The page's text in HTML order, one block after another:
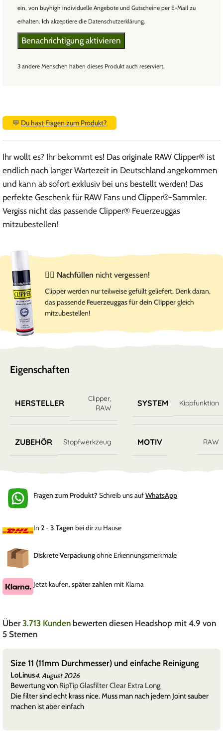
ein, von buyhigh individuelle Angebote und Gutscheine per E-Mail zu
erhalten. Ich akzeptiere die Datenschutzerklärung.
3 andere Menschen haben dieses Produkt auch reserviert.
💬 Du hast Fragen zum Produkt?
Ihr wollt es? Ihr bekommt es! Das originale RAW Clipper® ist
endlich nach langer Wartezeit in Deutschland angekommen
und kann ab sofort exklusiv bei uns bestellt werden! Das
perfekte Geschenk für RAW Fans und Clipper®-Sammler.
Vergiss nicht das passende Clipper® Feuerzeuggas
mitzubestellen!
☝🏻 Nachfüllen nicht vergessen!
Clipper werden nur teilweise gefüllt geliefert. Denk daran,
das passende Feuerzeuggas für dein Clippergleich
mitzubestellen!
Eigenschaften
HERSTELLER Clipper,
RAW
SYSTEM Kippfunktion
ZUBEHÖR Stopfwerkzeug MOTIV RAW
Fragen zum Produkt? Schreib uns aufWhatsApp
In 2 - 3 Tagen bei dir zu Hause
Diskrete Verpackungohne Erkennungsmerkmale
Jetzt kaufen,später zahlen mit Klarna
Über3.713 Kunden bewerten diesen Headshop mit 4.9 von
5 Sternen
Size 11 (11mm Durchmesser) und einfache Reinigung
LoLinus4. August 2026
Bewertung von RipTip Glasfilter Clear Extra Long
Die filter sind echt krass nice. Muss man nach jedem Joint sauber
machen ist aber einfach